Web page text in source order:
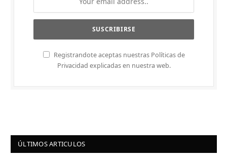
Registrandote aceptas nuestras Políticas de
Privacidad explicadas en nuestra web.
ÚLTIMOS ARTICULOS